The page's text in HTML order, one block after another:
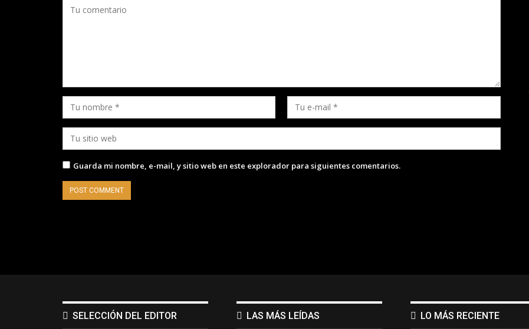
Guarda mi nombre, e-mail, y sitio web en este explorador para siguientes comentarios.
SELECCIÓN DEL EDITOR LAS MÁS LEÍDAS LO MÁS RECIENTE